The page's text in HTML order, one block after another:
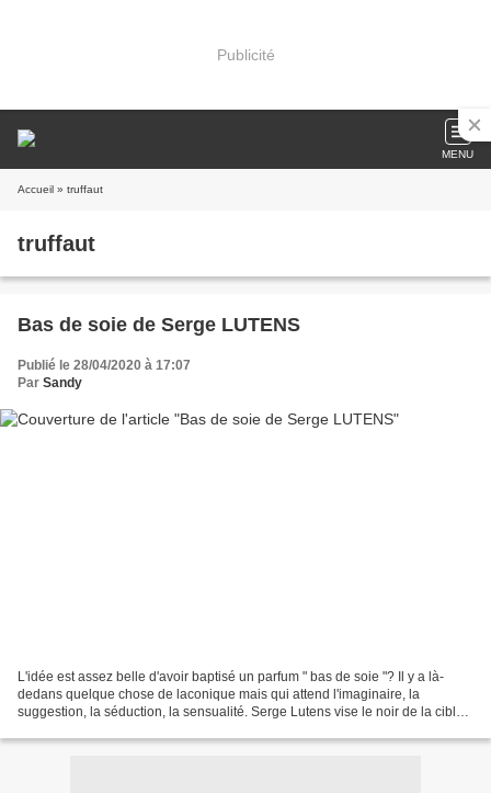
Publicité
MENU
Accueil » truffaut
truffaut
Bas de soie de Serge LUTENS
Publié le 28/04/2020 à 17:07
Par Sandy
L'idée est assez belle d'avoir baptisé un parfum " bas de soie "? Il y a là-
dedans quelque chose de laconique mais qui attend l'imaginaire, la
suggestion, la séduction, la sensualité. Serge Lutens vise le noir de la cible: